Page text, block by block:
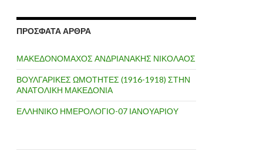
ΠΡΌΣΦΑΤΑ ΆΡΘΡΑ
ΜΑΚΕΔΟΝΟΜΑΧΟΣ ΑΝΔΡΙΑΝΑΚΗΣ ΝΙΚΟΛΑΟΣ
ΒΟΥΛΓΑΡΙΚΕΣ ΩΜΟΤΗΤΕΣ (1916-1918) ΣΤΗΝ
ΑΝΑΤΟΛΙΚΗ ΜΑΚΕΔΟΝΙΑ
ΕΛΛΗΝΙΚΟ ΗΜΕΡΟΛΟΓΙΟ-07 ΙΑΝΟΥΑΡΙΟΥ